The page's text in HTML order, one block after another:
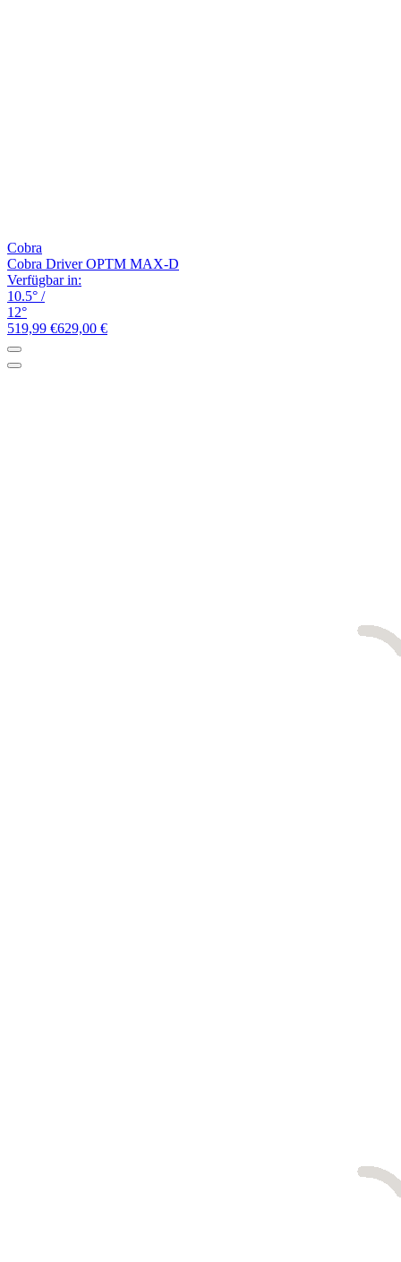
Cobra
Cobra Driver OPTM MAX-D
Verfügbar in:
10.5° /
12°
519,99 €629,00 €